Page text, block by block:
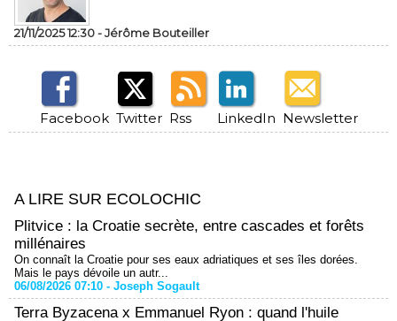
21/11/2025 12:30 -Jérôme Bouteiller
Facebook Twitter Rss LinkedIn Newsletter
A LIRE SUR ECOLOCHIC
Plitvice : la Croatie secrète, entre cascades et forêts
millénaires
On connaît la Croatie pour ses eaux adriatiques et ses îles dorées.
Mais le pays dévoile un autr...
06/08/2026 07:10 - Joseph Sogault
Terra Byzacena x Emmanuel Ryon : quand l'huile